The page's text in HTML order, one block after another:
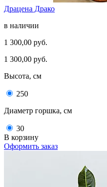
Драцена Драко
в наличии
1 300,00 руб.
1 300,00 руб.
Высота, см
250
Диаметр горшка, см
30
В корзину
Оформить заказ